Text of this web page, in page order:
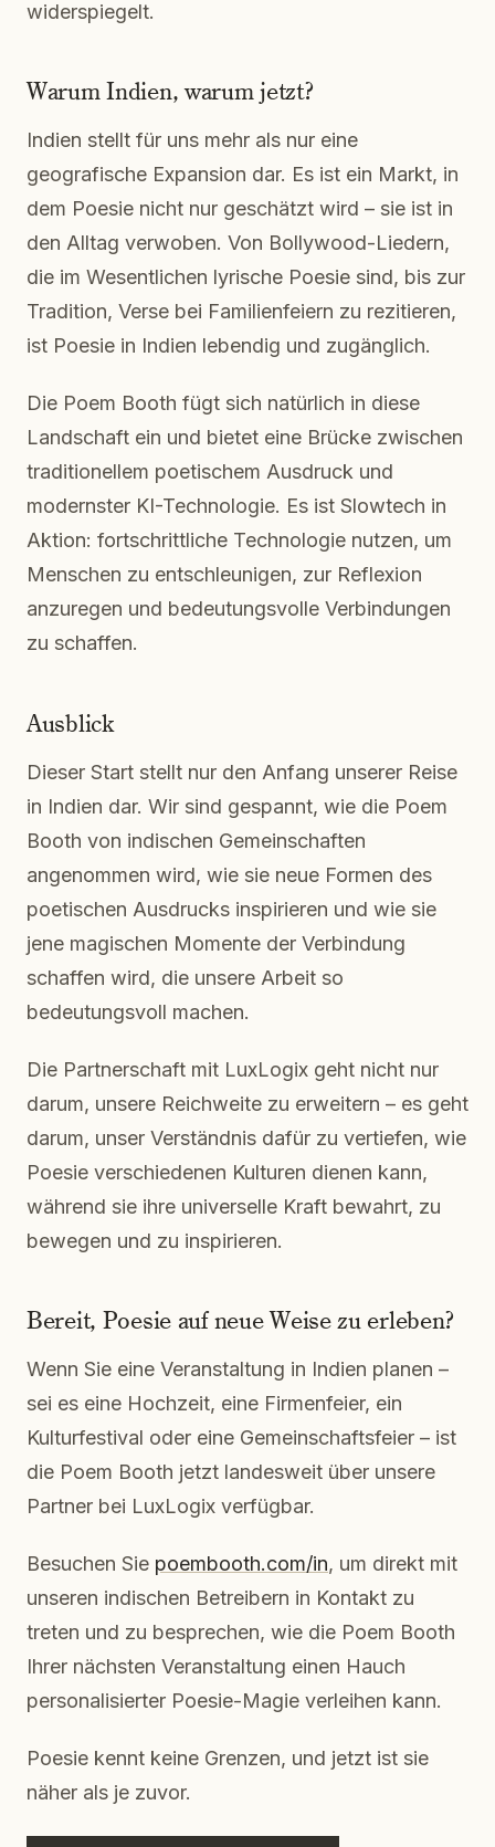
widerspiegelt.
Warum Indien, warum jetzt?
Indien stellt für uns mehr als nur eine
geografische Expansion dar. Es ist ein Markt, in
dem Poesie nicht nur geschätzt wird – sie ist in
den Alltag verwoben. Von Bollywood-Liedern,
die im Wesentlichen lyrische Poesie sind, bis zur
Tradition, Verse bei Familienfeiern zu rezitieren,
ist Poesie in Indien lebendig und zugänglich.
Die Poem Booth fügt sich natürlich in diese
Landschaft ein und bietet eine Brücke zwischen
traditionellem poetischem Ausdruck und
modernster KI-Technologie. Es ist Slowtech in
Aktion: fortschrittliche Technologie nutzen, um
Menschen zu entschleunigen, zur Reflexion
anzuregen und bedeutungsvolle Verbindungen
zu schaffen.
Ausblick
Dieser Start stellt nur den Anfang unserer Reise
in Indien dar. Wir sind gespannt, wie die Poem
Booth von indischen Gemeinschaften
angenommen wird, wie sie neue Formen des
poetischen Ausdrucks inspirieren und wie sie
jene magischen Momente der Verbindung
schaffen wird, die unsere Arbeit so
bedeutungsvoll machen.
Die Partnerschaft mit LuxLogix geht nicht nur
darum, unsere Reichweite zu erweitern – es geht
darum, unser Verständnis dafür zu vertiefen, wie
Poesie verschiedenen Kulturen dienen kann,
während sie ihre universelle Kraft bewahrt, zu
bewegen und zu inspirieren.
Bereit, Poesie auf neue Weise zu erleben?
Wenn Sie eine Veranstaltung in Indien planen –
sei es eine Hochzeit, eine Firmenfeier, ein
Kulturfestival oder eine Gemeinschaftsfeier – ist
die Poem Booth jetzt landesweit über unsere
Partner bei LuxLogix verfügbar.
Besuchen Sie poembooth.com/in, um direkt mit
unseren indischen Betreibern in Kontakt zu
treten und zu besprechen, wie die Poem Booth
Ihrer nächsten Veranstaltung einen Hauch
personalisierter Poesie-Magie verleihen kann.
Poesie kennt keine Grenzen, und jetzt ist sie
näher als je zuvor.